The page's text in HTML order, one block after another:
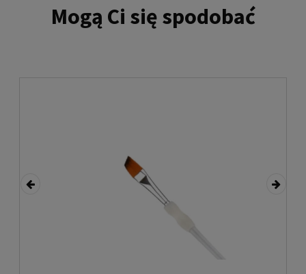
Mogą Ci się spodobać